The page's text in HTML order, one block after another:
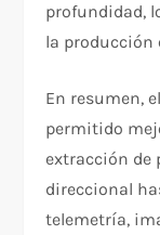
profundidad,
la producción
En resumen,
permitido
extracción de
direccional
telemetría,